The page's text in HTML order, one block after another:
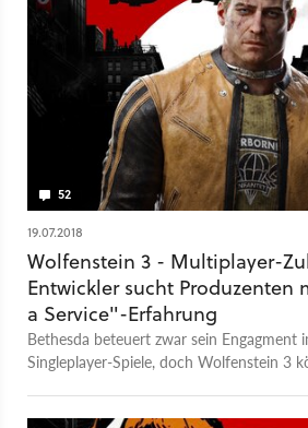
52
19.07.2018
Wolfenstein 3 - Multiplayer-
Entwickler sucht Produzenten
a Service"-Erfahrung
Bethesda beteuert zwar sein Engagment
Singleplayer-Spiele, doch Wolfenstein 3